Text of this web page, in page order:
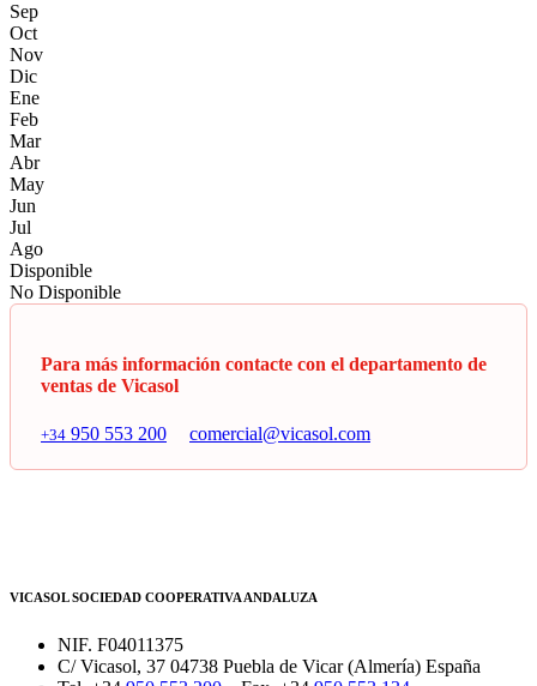
Sep
Oct
Nov
Dic
Ene
Feb
Mar
Abr
May
Jun
Jul
Ago
Disponible
No Disponible
Para más información contacte con el departamento de
ventas de Vicasol
+34 950 553 200 comercial@vicasol.com
VICASOL SOCIEDAD COOPERATIVA ANDALUZA
NIF. F04011375
C/ Vicasol, 37 04738 Puebla de Vicar (Almería) España